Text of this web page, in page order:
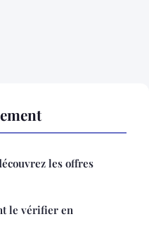
les offres
le vérifier en